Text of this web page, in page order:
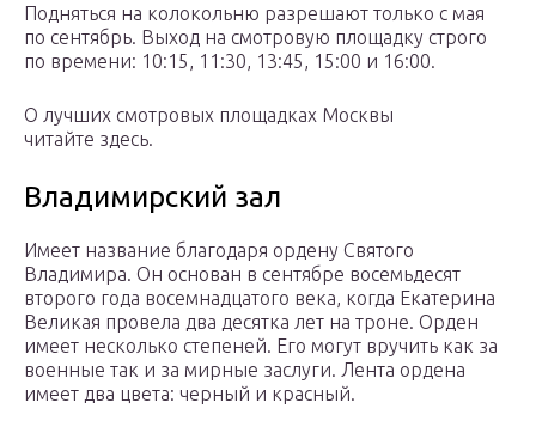
Подняться на колокольню разрешают только с мая
по сентябрь. Выход на смотровую площадку строго
по времени: 10:15, 11:30, 13:45, 15:00 и 16:00.
О лучших смотровых площадках Москвы
читайте здесь.
Владимирский зал
Имеет название благодаря ордену Святого
Владимира. Он основан в сентябре восемьдесят
второго года восемнадцатого века, когда Екатерина
Великая провела два десятка лет на троне. Орден
имеет несколько степеней. Его могут вручить как за
военные так и за мирные заслуги. Лента ордена
имеет два цвета: черный и красный.